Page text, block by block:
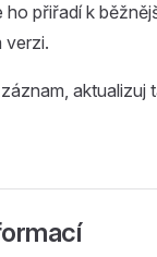
přiřadí k
verzi.
aktualizuj